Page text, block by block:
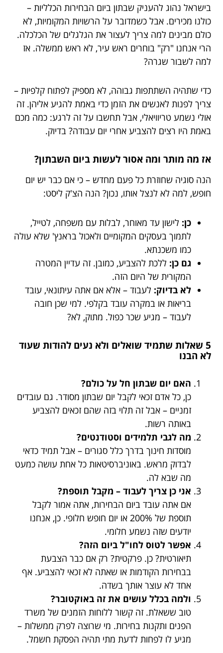
בישראל נהוג להעניק שבתון ביום הבחירות הכלליות –
כולנו מכירים. אבל כשמדובר על הרשויות המקומיות, לא
כולם מבינים למה צריך לעצור את הגלגלים של הכלכלה.
הרי אנחנו "רק" בוחרים ראש עיר, לא ראש ממשלה. אז
למה לשבור שגרה?
כדי שתהיה השתתפות גבוהה, לא מספיק לפתוח קלפיות –
צריך לפנות לאנשים את הזמן כדי באמת להגיע אליהן. זה
אולי נשמע טריוויאלי, אבל תחשבו על זה לרגע: כמה מכם
באמת היו רצים להצביע אחרי יום עבודה? בדיוק.
אז מה מותר ומה אסור לעשות ביום השבתון?
הנה סוגיה שחוזרת כל פעם מחדש – כי אם כבר יש יום
חופש, למה לא לנצל אותו, נכון? הנה הצ'ק ליסט:
כן: לישון עד מאוחר, לבלות עם משפחה, לטייל,
לתמוך בעסקים המקומיים ולאכול בראנץ' שלא עולה
כמו משכנתא.
גם כן: ללכת להצביע, כמובן. זה עדיין המטרה
המקורית של היום הזה.
לא בדיוק: לעבוד – אלא אם אתה עיתונאי, עובד
בריאות או במקרה עובד בקלפי. למי שכן חובה
לעבוד – מגיע שכר כפול. מתוק, לא?
5 שאלות שתמיד שואלים ולא נעים להודות שעוד
לא הבנו
האם יום שבתון חל על כולם?
כן, כל אדם זכאי לקבל יום שבתון מסודר. גם עובדים
זמניים – אבל זה תלוי בזה שהם זכאים להצביע
באותה רשות.
מה לגבי תלמידים וסטודנטים?
מוסדות חינוך בדרך כלל סגורים – אבל תמיד כדאי
לבדוק מראש. באוניברסיטאות כל אחת עושה כמעט
מה שבא לה.
אני כן צריך לעבוד – מקבל תוספת?
אם אתה עובד ביום הבחירות, אתה אמור לקבל
תוספת של 200% או יום חופש חלופי. כן, אנחנו
יודעים שזה נשמע חלומי.
אפשר לטוס לחו"ל ביום הזה?
תיאורטית? כן. פרקטית? רק אם כבר הצבעת
בבחירות הקודמות או שאתה לא זכאי להצביע. אף
אחד לא עוצר אותך בשדה.
ולמה בכלל עושים את זה באוקטובר?
טוב ששאלת. זה קשור ללוחות הזמנים של משרד
הפנים ותקנות בחירות. מי שרוצה לפרק ממשלות –
מגיע לו לפחות לדעת מתי תהיה הפסקת חשמל.